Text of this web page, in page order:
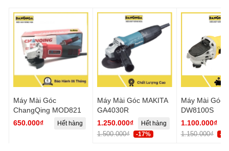
Máy Mài Góc
ChangQing MOD821
650.000₫
Hết hàng
Máy Mài Góc MAKITA
GA4030R
1.250.000₫
1.500.000₫ -17%
Hết hàng
Máy Mài Góc
DW8100S
1.100.000₫
1.150.000₫ -